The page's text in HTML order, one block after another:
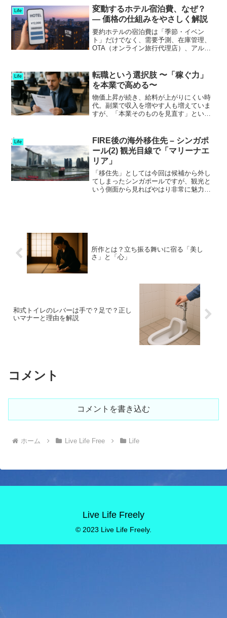
の行動は、“癖”ではなく「チック症（チッ
ク障害）」の可能...
Life
変動するホテル宿泊費、なぜ？
— 価格の仕組みをやさしく解説
要約ホテルの宿泊費は「季節・イベン
ト」だけでなく、需要予測、在庫管理、
OTA（オンライン旅行代理店）、アルゴ
視点の両方から、料金変動の仕組みと賢
い予約方法を解説します。...
Life
転職という選択肢 〜「稼ぐ力」
を本業で高める〜
物価上昇が続き、給料が上がりにくい時
代。副業で収入を増やす人も増えていま
すが、「本業そのものを見直す」という
や市場動向を踏まえて考えてみましょ
う。終身雇用の崩壊と停...
Life
FIRE後の海外移住先 – シンガポ
ール(2) 観光目線で「マリーナエ
リア」
「移住先」としては今回は候補から外し
てしまったシンガポールですが、観光と
いう側面から見ればやはり非常に魅力的
所作とは？立ち振る舞いに宿る「美し
さ」と「心」
和式トイレのレバーは手で？足で？正し
いマナーと理由を解説
コメント
コメントを書き込む
ホーム Live Life Free Life
Live Life Freely
© 2023 Live Life Freely.